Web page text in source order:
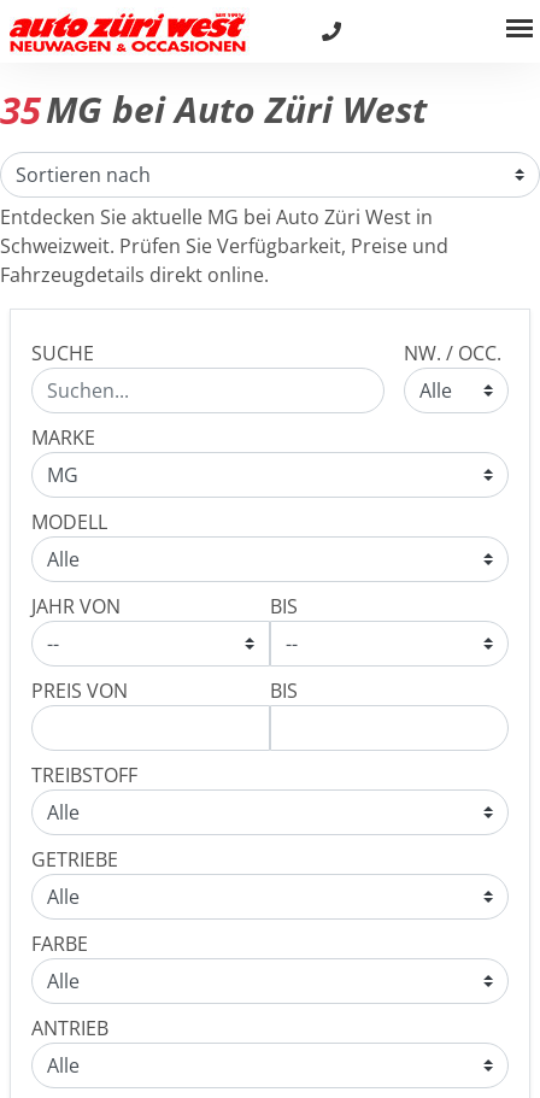
35MG bei Auto Züri West
Entdecken Sie aktuelle MG bei Auto Züri West in
Schweizweit. Prüfen Sie Verfügbarkeit, Preise und
Fahrzeugdetails direkt online.
SUCHE NW. / OCC.
MARKE
MODELL
JAHR VON BIS
PREIS VON BIS
TREIBSTOFF
GETRIEBE
FARBE
ANTRIEB